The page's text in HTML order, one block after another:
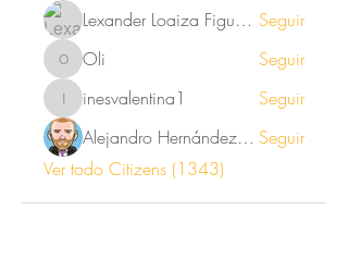
Lexander Loaiza Figueroa Seguir
Oli Oli Seguir
inesvalentina1
inesvalentina1
Seguir
Alejandro Hernández Renner Seguir
Ver todo Citizens (1343)